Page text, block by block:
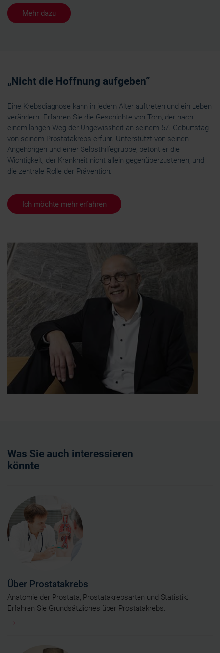
Mehr dazu
„Nicht die Hoffnung aufgeben”
Eine Krebsdiagnose kann in jedem Alter auftreten und ein Leben
verändern. Erfahren Sie die Geschichte von Tom, der nach
einem langen Weg der Ungewissheit an seinem 57. Geburtstag
von seinem Prostatakrebs erfuhr. Unterstützt von seinen
Angehörigen und einer Selbsthilfegruppe, betont er die
Wichtigkeit, der Krankheit nicht allein gegenüberzustehen, und
die zentrale Rolle der Prävention.
Ich möchte mehr erfahren
Was Sie auch interessieren
könnte
Über Prostatakrebs
Anatomie der Prostata, Prostatakrebsarten und Statistik:
Erfahren Sie Grundsätzliches über Prostatakrebs.